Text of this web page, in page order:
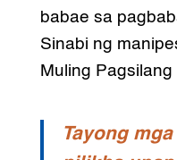
babae sa
Sinabi ng
Muling
Tayong